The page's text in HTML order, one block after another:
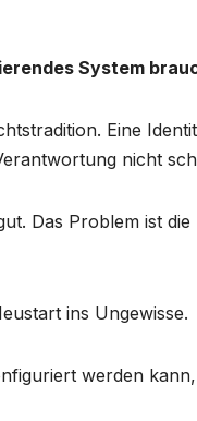
System
Eine
nicht
Das Problem ist
ins Ungewisse.
werden